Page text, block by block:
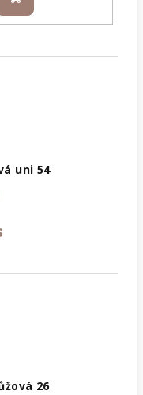
košíku
uni 54
26